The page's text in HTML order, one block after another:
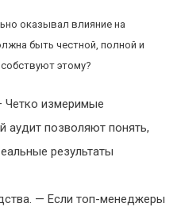
оказывал влияние на
быть честной, полной и
этому?
Четко измеримые
аудит позволяют понять,
результаты
— Если топ-менеджеры